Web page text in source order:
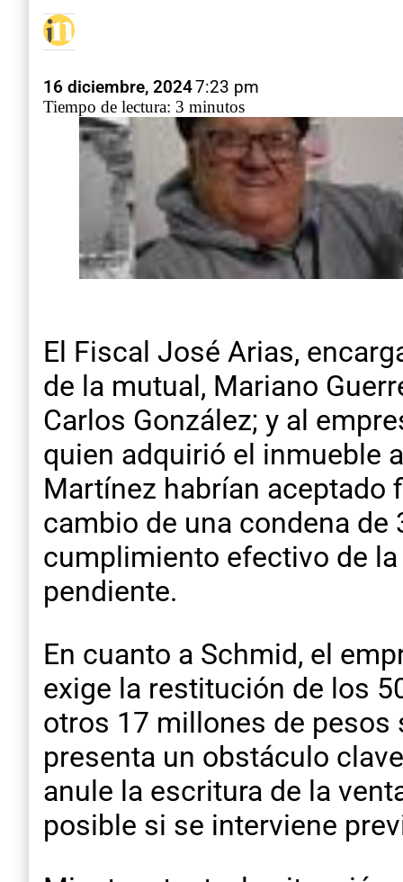
16 diciembre, 20247:23 pm
Tiempo de lectura: 3 minutos
El Fiscal José Arias,
de la mutual, Mariano
Carlos González; y al
quien adquirió el inmueble
Martínez habrían aceptado
cambio de una condena
cumplimiento efectivo de
pendiente.
En cuanto a Schmid, el
exige la restitución de los
otros 17 millones de
presenta un obstáculo
anule la escritura de la
posible si se interviene